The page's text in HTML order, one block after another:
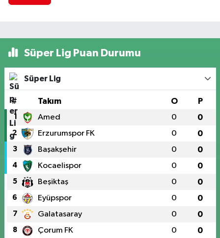
Süper Lig Puan Durumu
Süper Lig
# Takım O P
1 Amed 0 0
2 Erzurumspor FK 0 0
3 Başakşehir 0 0
4 Kocaelispor 0 0
5 Beşiktaş 0 0
6 Eyüpspor 0 0
7 Galatasaray 0 0
8 Çorum FK 0 0